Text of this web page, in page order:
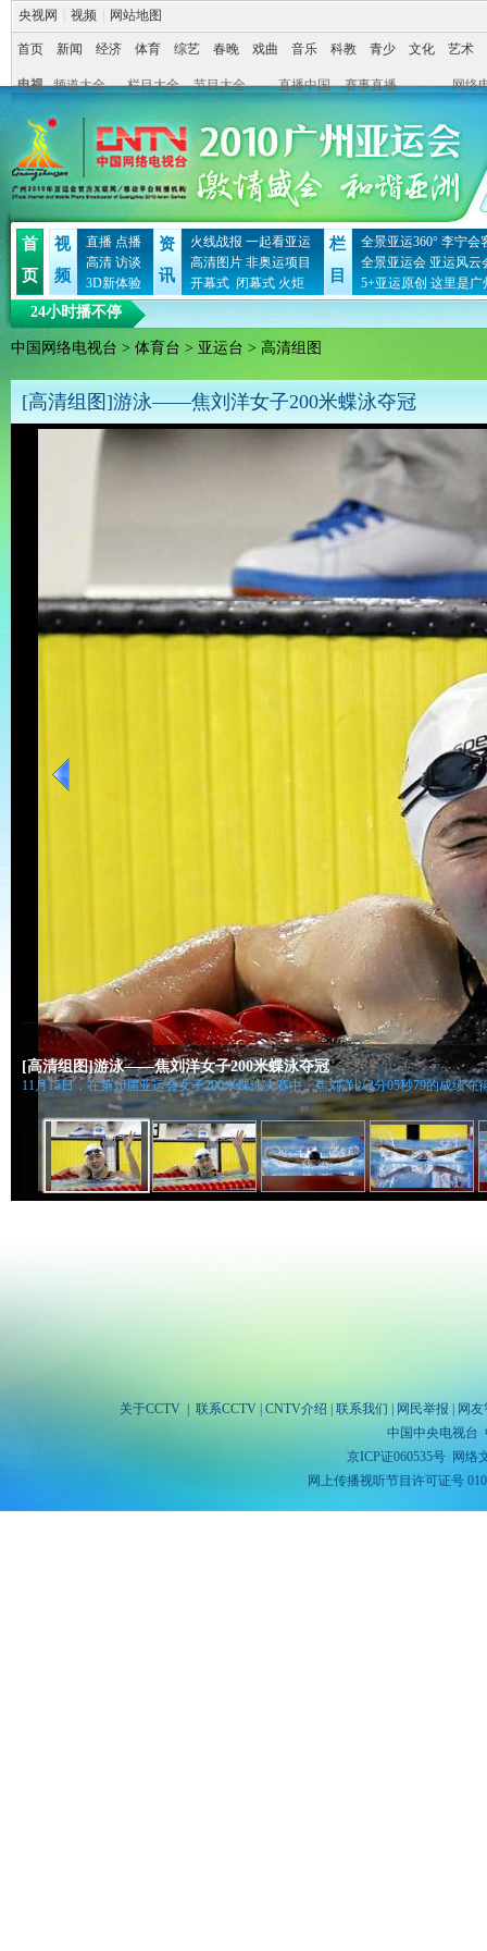
央视网 视频 网站地图
首页 新闻 经济 体育 综艺 春晚 戏曲 音乐 科教 青少 文化 艺术
电视 频道大全 栏目大全 节目大全 直播中国 赛事直播 网络
首
页
视
频
直播 点播
高清 访谈
3D新体验
资
讯
火线战报 一起看亚运
高清图片 非奥运项目
开幕式 闭幕式 火炬
栏
目
全景亚运360° 李宁会
全景亚运会 亚运风云
5+亚运原创 这里是广
24小时播不停
中国网络电视台 > 体育台 > 亚运台 > 高清组图
[高清组图]游泳——焦刘洋女子200米蝶泳夺冠
[高清组图]
[高清组图]游泳——焦刘洋女子200米蝶泳夺冠
11月15日，在第16届亚运会女子200米蝶泳决赛中，焦刘洋以2分05秒79的成绩夺
关于CCTV 联系CCTV CNTV介绍 联系我们 网民举报
网
中国中央电视台
京ICP证060535号网络
网上传播视听节目许可证号